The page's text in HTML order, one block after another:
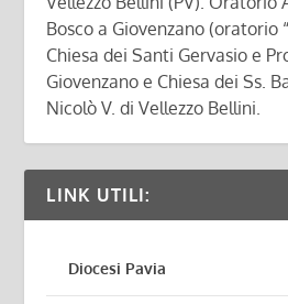
Bosco a Giovenzano (oratorio
Chiesa dei Santi Gervasio e
Giovenzano e Chiesa dei Ss.
Nicolò V. di Vellezzo Bellini.
LINK UTILI:
Diocesi Pavia